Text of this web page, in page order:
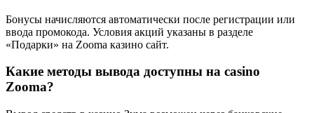
Бонусы начисляются автоматически после регистрации или
ввода промокода. Условия акций указаны в разделе
«Подарки» на Zooma казино сайт.
Какие методы вывода доступны на casino
Zooma?